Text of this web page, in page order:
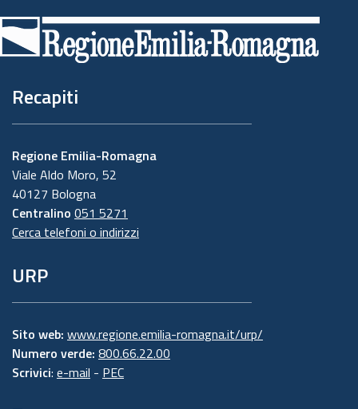
di
pagina
Recapiti
Regione Emilia-Romagna
Viale Aldo Moro, 52
40127 Bologna
Centralino 051 5271
Cerca telefoni o indirizzi
URP
Sito web: www.regione.emilia-romagna.it/urp/
Numero verde: 800.66.22.00
Scrivici: e-mail - PEC